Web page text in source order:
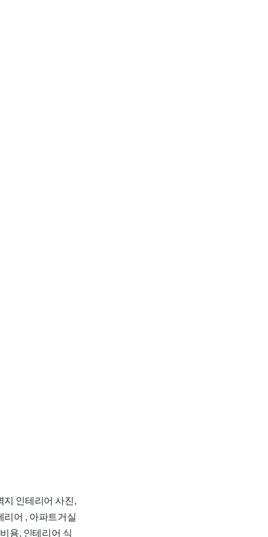
지 인테리어 사진,
어 , 아파트거실
용, 인테리어 식